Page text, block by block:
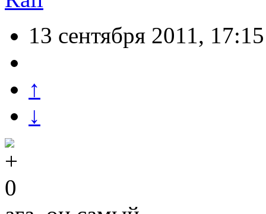
13 сентября 2011, 17:15
↑
↓
0